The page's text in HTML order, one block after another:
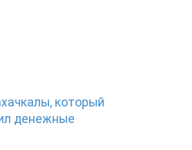
который
денежные